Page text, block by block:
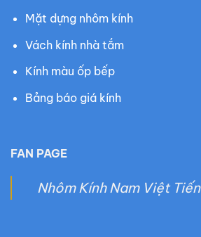
Mặt dựng nhôm kính
Vách kính nhà tắm
Kính màu ốp bếp
Bảng báo giá kính
FAN PAGE
Nhôm Kính Nam Việt Tiến